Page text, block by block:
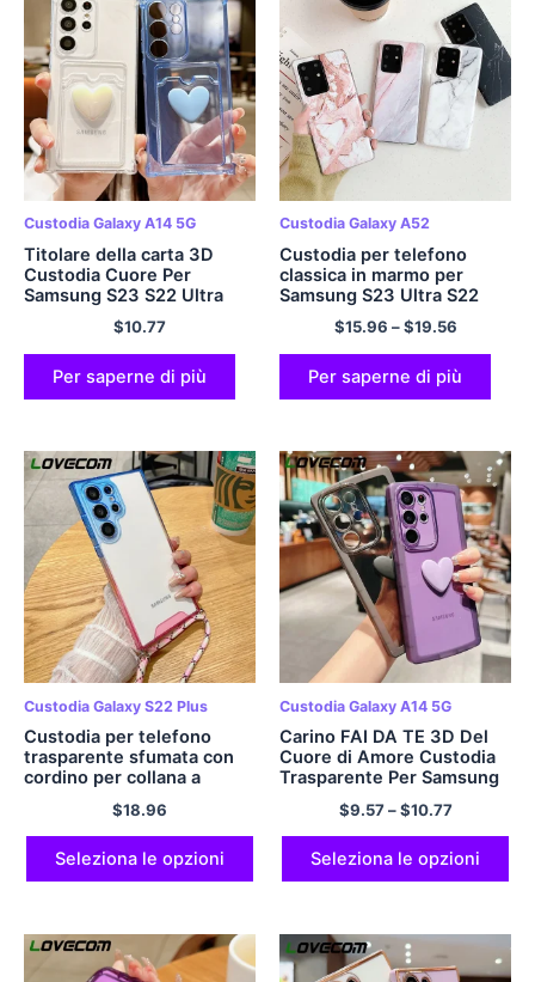
Custodia Galaxy A14 5G
Titolare della carta 3D
Custodia Cuore Per
Samsung S23 S22 Ultra
Plus S21 S20 FE A53 A52
A23 A14 A34 A32 A54
A13 5G Antiurto Copertura
Trasparente
$10.77
Per saperne di più
Custodia Galaxy A52
Custodia per telefono
classica in marmo per
Samsung S23 Ultra S22
S21 Plus S20 FE A53 5G
A52 A52S 5G Cover
posteriore morbida per
telefono
$15.96 –$19.56
Per saperne di più
Custodia Galaxy S22 Plus
Custodia per telefono
trasparente sfumata con
cordino per collana a
tracolla per Samsung S23
Ultra S22 Plus Custodia in
acrilico antiurto con
cinturino
$18.96
Seleziona le opzioni
Custodia Galaxy A14 5G
Carino FAI DA TE 3D Del
Cuore di Amore Custodia
Trasparente Per Samsung
Galaxy S23 S22 Ultra S21
Più A54 A34 A14 A53 A23
a52 A13 A32 A33 5G Molle
Della Copertura
$9.57–$10.77
Seleziona le opzioni